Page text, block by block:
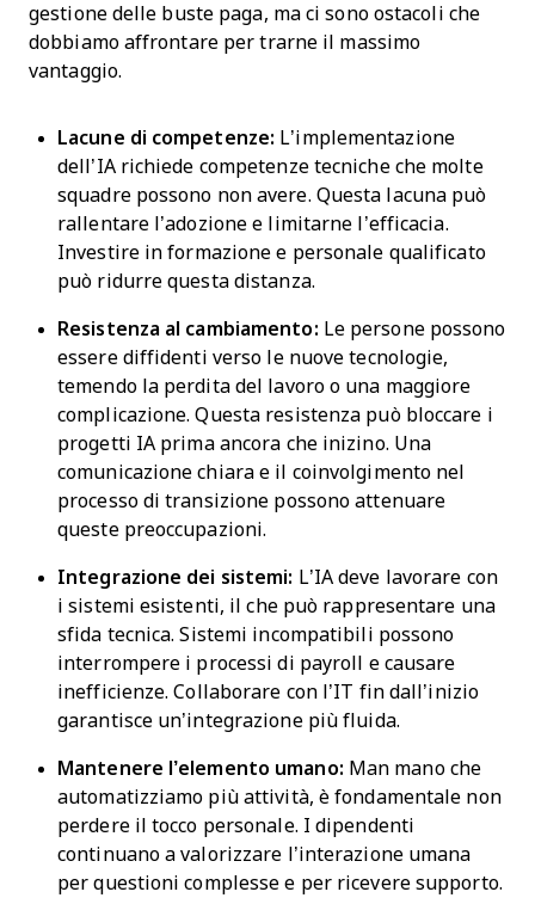
gestione delle buste paga, ma ci sono ostacoli che
dobbiamo affrontare per trarne il massimo
vantaggio.
Lacune di competenze: L’implementazione
dell’IA richiede competenze tecniche che molte
squadre possono non avere. Questa lacuna può
rallentare l’adozione e limitarne l’efficacia.
Investire in formazione e personale qualificato
può ridurre questa distanza.
Resistenza al cambiamento: Le persone possono
essere diffidenti verso le nuove tecnologie,
temendo la perdita del lavoro o una maggiore
complicazione. Questa resistenza può bloccare i
progetti IA prima ancora che inizino. Una
comunicazione chiara e il coinvolgimento nel
processo di transizione possono attenuare
queste preoccupazioni.
Integrazione dei sistemi: L’IA deve lavorare con
i sistemi esistenti, il che può rappresentare una
sfida tecnica. Sistemi incompatibili possono
interrompere i processi di payroll e causare
inefficienze. Collaborare con l’IT fin dall’inizio
garantisce un’integrazione più fluida.
Mantenere l’elemento umano: Man mano che
automatizziamo più attività, è fondamentale non
perdere il tocco personale. I dipendenti
continuano a valorizzare l’interazione umana
per questioni complesse e per ricevere supporto.